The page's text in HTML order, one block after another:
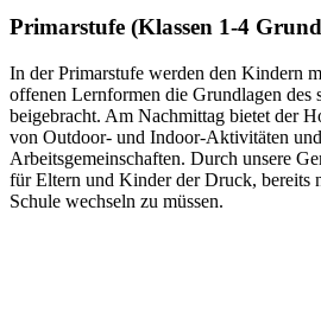
Primarstufe (Klassen 1-4
In der Primarstufe werden den Kindern
offenen Lernformen die Grundlagen des
beigebracht. Am Nachmittag bietet der
von Outdoor- und Indoor-Aktivitäten
Arbeitsgemeinschaften. Durch unsere
für Eltern und Kinder der Druck, bereits
Schule wechseln zu müssen.